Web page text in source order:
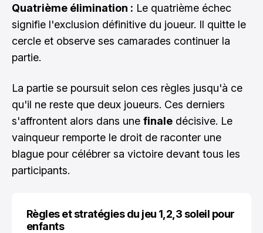
Quatrième élimination : Le quatrième échec
signifie l'exclusion définitive du joueur. Il quitte le
cercle et observe ses camarades continuer la
partie.
La partie se poursuit selon ces règles jusqu'à ce
qu'il ne reste que deux joueurs. Ces derniers
s'affrontent alors dans une finale décisive. Le
vainqueur remporte le droit de raconter une
blague pour célébrer sa victoire devant tous les
participants.
Règles et stratégies du jeu 1,2,3 soleil pour
enfants